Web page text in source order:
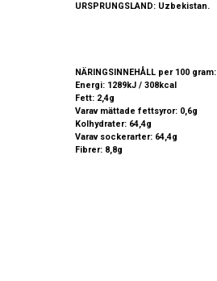
URSPRUNGSLAND: Uzbekistan.
NÄRINGSINNEHÅLL per 100 gram:
Energi: 1289kJ / 308kcal
Fett: 2,4g
Varav mättade fettsyror: 0,6g
Kolhydrater: 64,4g
Varav sockerarter: 64,4g
Fibrer: 8,8g